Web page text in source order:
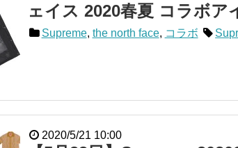
ェイス 2020春夏 コラボア
Supreme, the north face, コラボ
2020/5/21 10:00